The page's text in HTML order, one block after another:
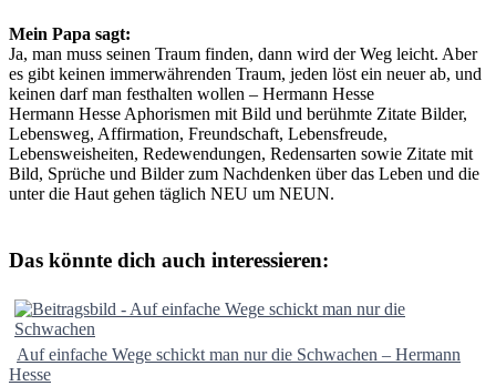
Mein Papa sagt:
Ja, man muss seinen Traum finden, dann wird der Weg leicht. Aber
es gibt keinen immerwährenden Traum, jeden löst ein neuer ab, und
keinen darf man festhalten wollen – Hermann Hesse
Hermann Hesse Aphorismen mit Bild und berühmte Zitate Bilder,
Lebensweg, Affirmation, Freundschaft, Lebensfreude,
Lebensweisheiten, Redewendungen, Redensarten sowie Zitate mit
Bild, Sprüche und Bilder zum Nachdenken über das Leben und die
unter die Haut gehen täglich NEU um NEUN.
Das könnte dich auch interessieren:
Auf einfache Wege schickt man nur die Schwachen – Hermann
Hesse